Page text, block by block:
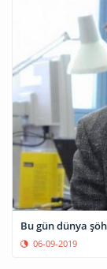
Bu gün dünya
06-09-2019